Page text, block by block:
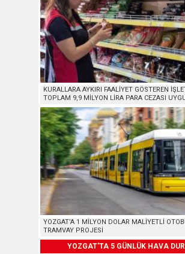
KURALLARA AYKIRI FAALİYET GÖSTEREN
TOPLAM 9,9 MİLYON LİRA PARA CEZASI
YOZGAT’A 1 MİLYON DOLAR MALİYETLİ
TRAMVAY PROJESİ
YOZGAT'TA 5 GÜNLÜK HAVA